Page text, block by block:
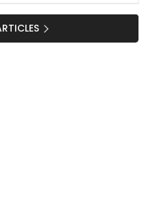
ریٹھا کے 7 ایسے فائدے جو
آپ کو بھی نہیں پتہ ہوں